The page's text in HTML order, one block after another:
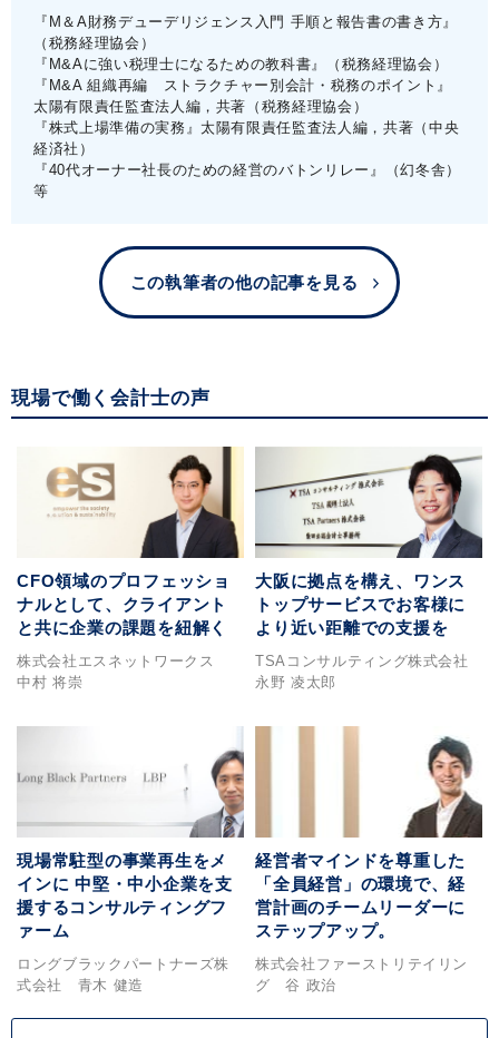
『M＆A財務デューデリジェンス入門 手順と報告書の書き方』
（税務経理協会）
『M&Aに強い税理士になるための教科書』（税務経理協会）
『M&A 組織再編 ストラクチャー別会計・税務のポイント』
太陽有限責任監査法人編，共著（税務経理協会）
『株式上場準備の実務』太陽有限責任監査法人編，共著（中央
経済社）
『40代オーナー社長のための経営のバトンリレー』（幻冬舎）
等
この執筆者の他の記事を見る
現場で働く会計士の声
CFO領域のプロフェッショ
ナルとして、クライアント
と共に企業の課題を紐解く
株式会社エスネットワークス
中村 将崇
大阪に拠点を構え、ワンス
トップサービスでお客様に
より近い距離での支援を
TSAコンサルティング株式会社
永野 凌太郎
現場常駐型の事業再生をメ
インに 中堅・中小企業を支
援するコンサルティングフ
ァーム
ロングブラックパートナーズ株
式会社 青木 健造
経営者マインドを尊重した
「全員経営」の環境で、経
営計画のチームリーダーに
ステップアップ。
株式会社ファーストリテイリン
グ 谷 政治